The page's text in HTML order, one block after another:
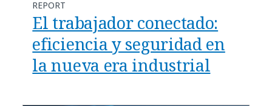
REPORT
El trabajador conectado:
eficiencia y seguridad en
la nueva era industrial